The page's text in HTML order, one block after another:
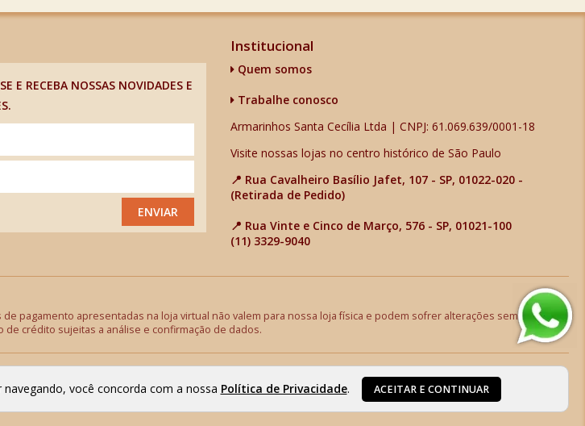
E RECEBA NOSSAS NOVIDADES E
ENVIAR
Institucional
Quem somos
Trabalhe conosco
Armarinhos Santa Cecília Ltda | CNPJ: 61.069.639/0001-18
Visite nossas lojas no centro histórico de São Paulo
📍 Rua Cavalheiro Basílio Jafet, 107 - SP, 01022-020 -
(Retirada de Pedido)
📍 Rua Vinte e Cinco de Março, 576 - SP, 01021-100
(11) 3329-9040
pagamento apresentadas na loja virtual não valem para nossa loja física e podem sofrer alterações sem aviso
de crédito sujeitas a análise e confirmação de dados.
você concorda com a nossa Política de Privacidade. ACEITAR E CONTINUAR